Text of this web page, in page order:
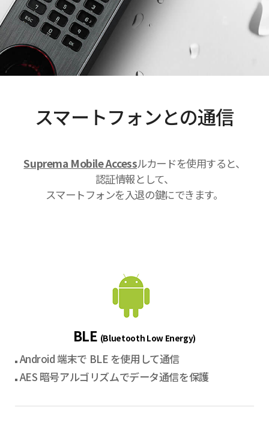
スマートフォンとの通信
Suprema Mobile Accessルカードを使用すると、
認証情報として、
スマートフォンを入退の鍵にできます。
BLE (Bluetooth Low Energy)
Android 端末で BLE を使用して通信
AES 暗号アルゴリズムでデータ通信を保護